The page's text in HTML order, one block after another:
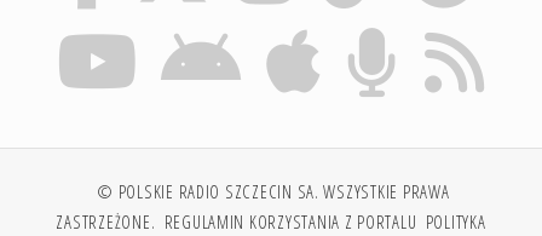
© POLSKIE RADIO SZCZECIN SA. WSZYSTKIE PRAWA
ZASTRZEŻONE. REGULAMIN KORZYSTANIA Z PORTALU POLITYKA